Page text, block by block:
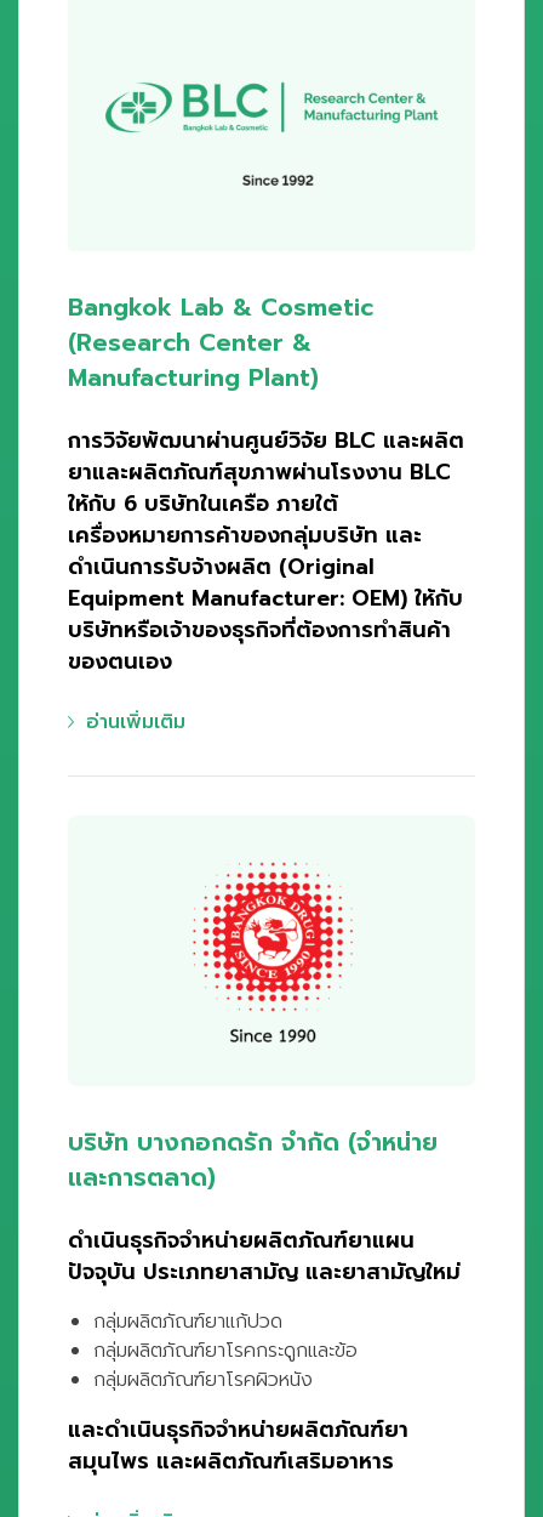
Bangkok Lab & Cosmetic
(Research Center &
Manufacturing Plant)
การวิจัยพัฒนาผ่านศูนย์วิจัย BLC และผลิต
ยาและผลิตภัณฑ์สุขภาพผ่านโรงงาน BLC
ให้กับ 6 บริษัทในเครือ ภายใต้
เครื่องหมายการค้าของกลุ่มบริษัท และ
ดำเนินการรับจ้างผลิต (Original
Equipment Manufacturer: OEM) ให้กับ
บริษัทหรือเจ้าของธุรกิจที่ต้องการทำสินค้า
ของตนเอง
อ่านเพิ่มเติม
บริษัท บางกอกดรัก จำกัด (จำหน่าย
และการตลาด)
ดำเนินธุรกิจจำหน่ายผลิตภัณฑ์ยาแผน
ปัจจุบัน ประเภทยาสามัญ และยาสามัญใหม่
กลุ่มผลิตภัณฑ์ยาแก้ปวด
กลุ่มผลิตภัณฑ์ยาโรคกระดูกและข้อ
กลุ่มผลิตภัณฑ์ยาโรคผิวหนัง
และดำเนินธุรกิจจำหน่ายผลิตภัณฑ์ยา
สมุนไพร และผลิตภัณฑ์เสริมอาหาร